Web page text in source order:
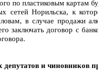
по пластиковым картам
сетей Норильска, к
в случае продажи
заключать договор с
и чиновников